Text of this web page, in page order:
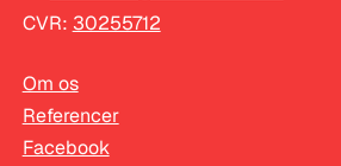
CVR: 30255712
Om os
Referencer
Facebook